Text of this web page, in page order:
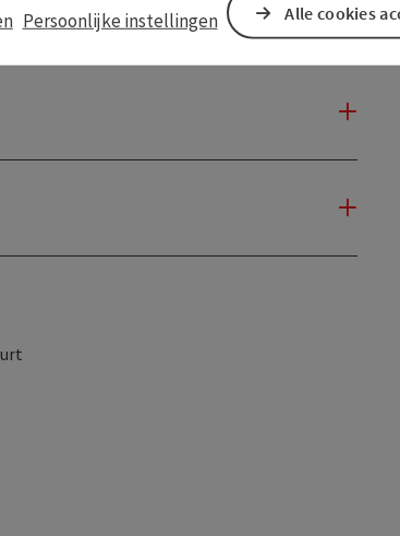
Persoonlijke instellingen Alle cookies